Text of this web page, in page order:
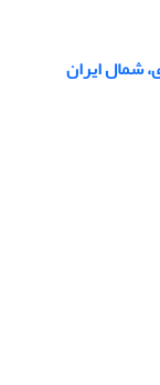
شمال ایران